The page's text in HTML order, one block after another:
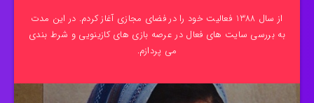
از سال 1388 فعالیت خود را در فضای مجازی آغاز کردم. در این مدت
به بررسی سایت های فعال در عرصه بازی های کازینویی و شرط بندی
می پردازم.